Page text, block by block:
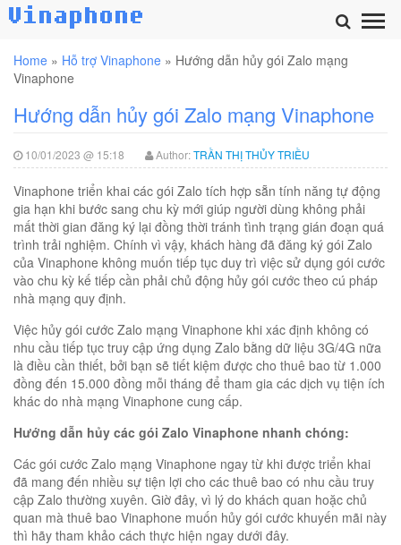
Home » Hỗ trợ Vinaphone » Hướng dẫn hủy gói Zalo mạng
Vinaphone
Hướng dẫn hủy gói Zalo mạng Vinaphone
10/01/2023 @ 15:18 Author:TRẦN THỊ THỦY TRIỀU
Vinaphone triển khai các gói Zalo tích hợp sẵn tính năng tự động
gia hạn khi bước sang chu kỳ mới giúp người dùng không phải
mất thời gian đăng ký lại đồng thời tránh tình trạng gián đoạn quá
trình trải nghiệm. Chính vì vậy, khách hàng đã đăng ký gói Zalo
của Vinaphone không muốn tiếp tục duy trì việc sử dụng gói cước
vào chu kỳ kế tiếp cần phải chủ động hủy gói cước theo cú pháp
nhà mạng quy định.
Việc hủy gói cước Zalo mạng Vinaphone khi xác định không có
nhu cầu tiếp tục truy cập ứng dụng Zalo bằng dữ liệu 3G/4G nữa
là điều cần thiết, bởi bạn sẽ tiết kiệm được cho thuê bao từ 1.000
đồng đến 15.000 đồng mỗi tháng để tham gia các dịch vụ tiện ích
khác do nhà mạng Vinaphone cung cấp.
Hướng dẫn hủy các gói Zalo Vinaphone nhanh chóng:
Các gói cước Zalo mạng Vinaphone ngay từ khi được triển khai
đã mang đến nhiều sự tiện lợi cho các thuê bao có nhu cầu truy
cập Zalo thường xuyên. Giờ đây, vì lý do khách quan hoặc chủ
quan mà thuê bao Vinaphone muốn hủy gói cước khuyến mãi này
thì hãy tham khảo cách thực hiện ngay dưới đây.